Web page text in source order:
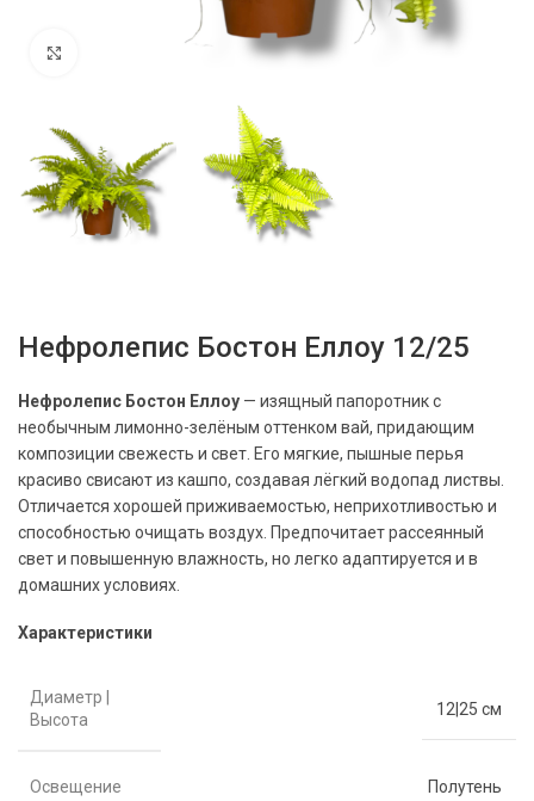
Нажмите, чтобы увеличить
Нефролепис Бостон Еллоу 12/25
Нефролепис Бостон Еллоу — изящный папоротник с
необычным лимонно-зелёным оттенком вай, придающим
композиции свежесть и свет. Его мягкие, пышные перья
красиво свисают из кашпо, создавая лёгкий водопад листвы.
Отличается хорошей приживаемостью, неприхотливостью и
способностью очищать воздух. Предпочитает рассеянный
свет и повышенную влажность, но легко адаптируется и в
домашних условиях.
Характеристики
Диаметр |
Высота
12|25 см
Освещение Полутень